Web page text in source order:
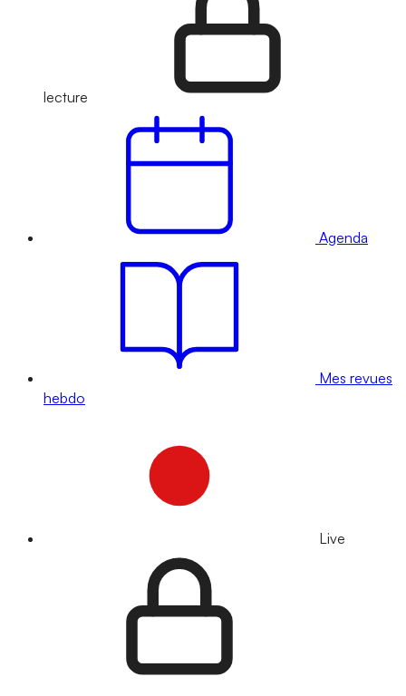
lecture
Agenda
Mes revues
hebdo
Live